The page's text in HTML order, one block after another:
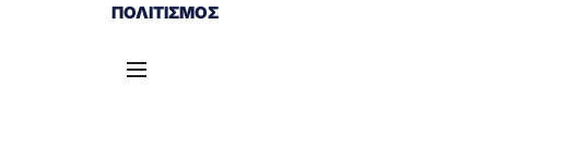
ΠΟΛΙΤΙΣΜΌΣ